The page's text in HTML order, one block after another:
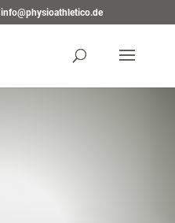
info@physioathletico.de